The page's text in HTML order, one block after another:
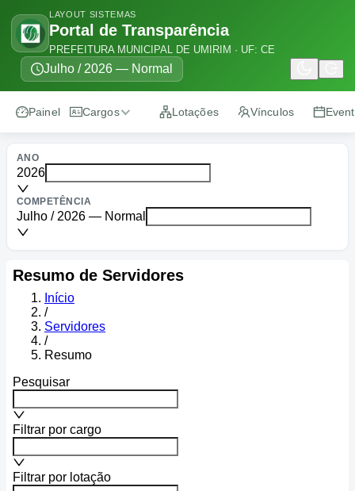
LAYOUT SISTEMAS
Portal de Transparência
PREFEITURA MUNICIPAL DE UMIRIM · UF: CE
Julho / 2026 — Normal
Painel Cargos Lotações Vínculos
ANO
2026
COMPETÊNCIA
Julho / 2026 — Normal
Resumo de Servidores
Início
/
Servidores
/
Resumo
Pesquisar
Filtrar por cargo
Filtrar por lotação